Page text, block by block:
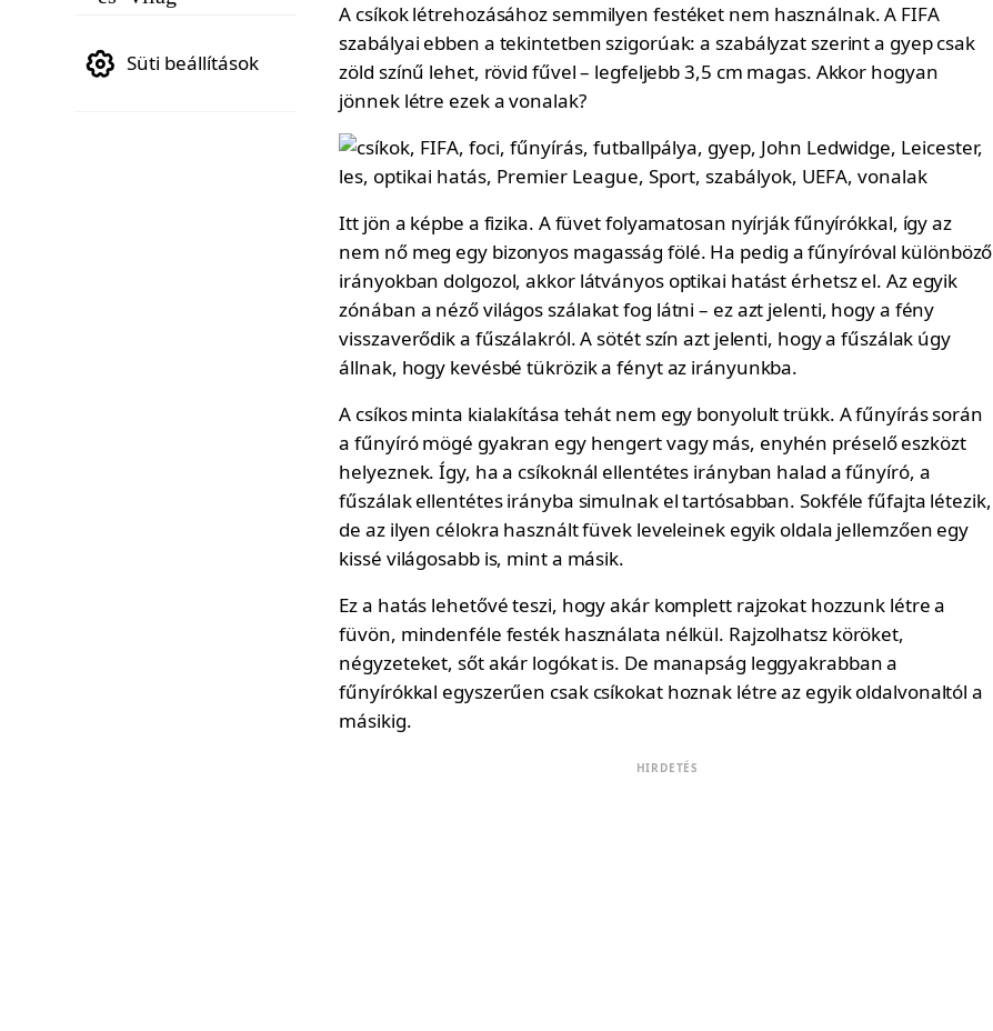
A csíkok létrehozásához semmilyen festéket nem használnak. A FIFA
szabályai ebben a tekintetben szigorúak: a szabályzat szerint a gyep csak
zöld színű lehet, rövid fűvel – legfeljebb 3,5 cm magas. Akkor hogyan
jönnek létre ezek a vonalak?
Itt jön a képbe a fizika. A füvet folyamatosan nyírják fűnyírókkal, így az
nem nő meg egy bizonyos magasság fölé. Ha pedig a fűnyíróval különböző
irányokban dolgozol, akkor látványos optikai hatást érhetsz el. Az egyik
zónában a néző világos szálakat fog látni – ez azt jelenti, hogy a fény
visszaverődik a fűszálakról. A sötét szín azt jelenti, hogy a fűszálak úgy
állnak, hogy kevésbé tükrözik a fényt az irányunkba.
A csíkos minta kialakítása tehát nem egy bonyolult trükk. A fűnyírás során
a fűnyíró mögé gyakran egy hengert vagy más, enyhén préselő eszközt
helyeznek. Így, ha a csíkoknál ellentétes irányban halad a fűnyíró, a
fűszálak ellentétes irányba simulnak el tartósabban. Sokféle fűfajta létezik,
de az ilyen célokra használt füvek leveleinek egyik oldala jellemzően egy
kissé világosabb is, mint a másik.
Ez a hatás lehetővé teszi, hogy akár komplett rajzokat hozzunk létre a
füvön, mindenféle festék használata nélkül. Rajzolhatsz köröket,
négyzeteket, sőt akár logókat is. De manapság leggyakrabban a
fűnyírókkal egyszerűen csak csíkokat hoznak létre az egyik oldalvonaltól a
másikig.
HIRDETÉS
Süti beállítások